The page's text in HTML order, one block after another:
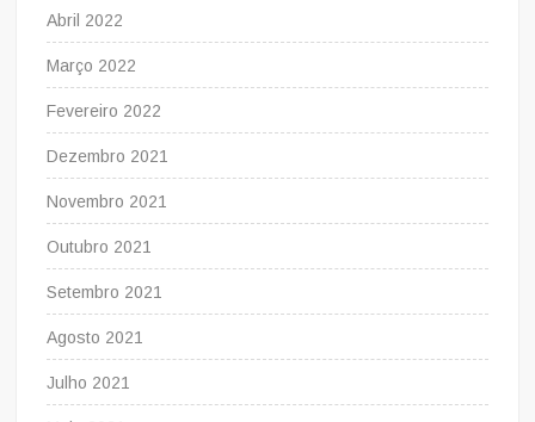
Abril 2022
Março 2022
Fevereiro 2022
Dezembro 2021
Novembro 2021
Outubro 2021
Setembro 2021
Agosto 2021
Julho 2021